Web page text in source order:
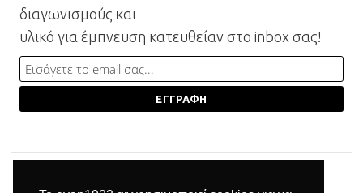
διαγωνισμούς και
υλικό για έμπνευση κατευθείαν στο inbox σας!